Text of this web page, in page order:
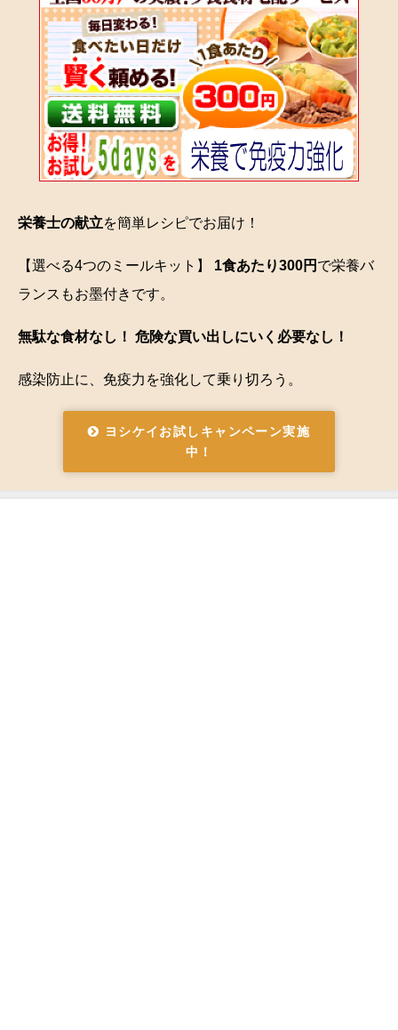
栄養士の献立を簡単レシピでお届け！
【選べる4つのミールキット】 1食あたり300円 で栄養バ
ランスもお墨付きです。
無駄な食材なし！ 危険な買い出しにいく必要なし！
感染防止に、免疫力を強化して乗り切ろう。
ヨシケイお試しキャンペーン実施
中！